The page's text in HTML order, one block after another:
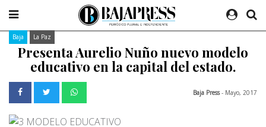
Baja La Paz
Presenta Aurelio Nuño nuevo modelo
educativo en la capital del estado.
Baja Press - Mayo, 2017